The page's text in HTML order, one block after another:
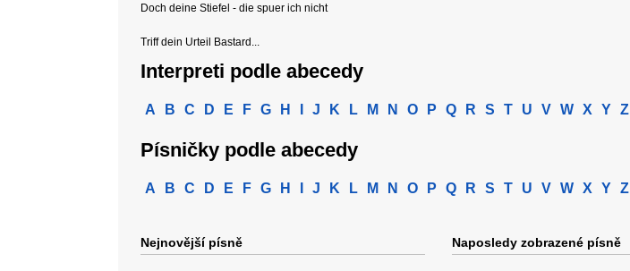
Doch deine Stiefel - die spuer ich nicht
Triff dein Urteil Bastard...
Interpreti podle abecedy
A B C D E F G H J K L M N O P Q R S T U V W X Y Z
Písničky podle abecedy
A B C D E F G H J K L M N O P Q R S T U V W X Y Z
Nejnovější písně Naposledy zobrazené písně